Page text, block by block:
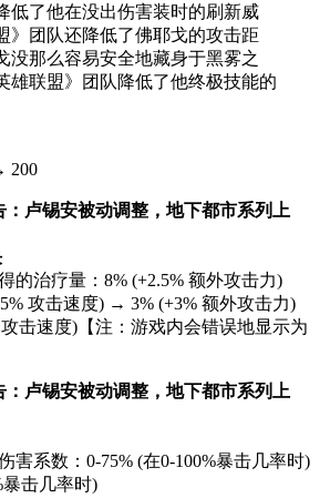
低了他在没出伤害装时的刷新威
》团队还降低了佛耶戈的攻击距
没那么容易安全地藏身于黑雾之
雄联盟》团队降低了他终极技能的
200
治疗量：8% (+2.5% 额外攻击力)
攻击速度) → 3% (+3% 额外攻击力)
击速度)【注：游戏内会错误地显示为
系数：0-75% (在0-100%暴击几率时)
暴击几率时)